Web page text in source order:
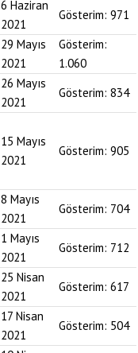
6 Haziran
2021
Gösterim: 971
29 Mayıs
2021
Gösterim:
1.060
26 Mayıs
2021
Gösterim: 834
15 Mayıs
2021
Gösterim: 905
8 Mayıs
2021
Gösterim: 704
1 Mayıs
2021
Gösterim: 712
25 Nisan
2021
Gösterim: 617
17 Nisan
2021
Gösterim: 504